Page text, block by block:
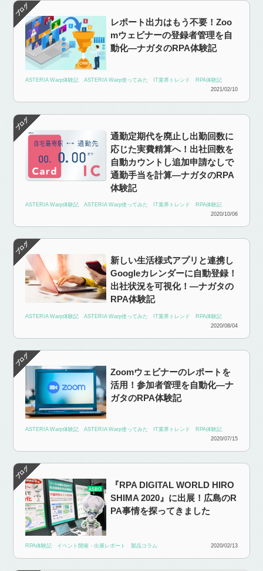
レポート出力はもう不要！Zoo
mウェビナーの登録者管理を自
動化―ナガタのRPA体験記
ASTERIA Warp体験記 ASTERIA Warp使ってみた IT業界トレンド
RPA体験記
2021/02/10
通勤定期代を廃止し出勤回数に
応じた実費精算へ！出社回数を
自動カウントし追加申請なしで
通勤手当を計算―ナガタのRPA
体験記
ASTERIA Warp体験記 ASTERIA Warp使ってみた IT業界トレンド
RPA体験記
2020/10/06
新しい生活様式アプリと連携し
Googleカレンダーに自動登録！
出社状況を可視化！―ナガタの
RPA体験記
ASTERIA Warp体験記 ASTERIA Warp使ってみた IT業界トレンド
RPA体験記
2020/08/04
Zoomウェビナーのレポートを
活用！参加者管理を自動化―ナ
ガタのRPA体験記
ASTERIA Warp体験記 ASTERIA Warp使ってみた IT業界トレンド
RPA体験記
2020/07/15
『RPA DIGITAL WORLD HIRO
SHIMA 2020』に出展！広島のR
PA事情を探ってきました
RPA体験記 イベント開催・出展レポート 製品コラム 2020/02/13